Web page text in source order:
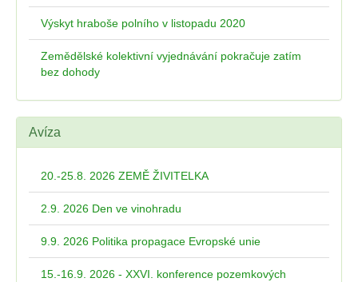
Výskyt hraboše polního v listopadu 2020
Zemědělské kolektivní vyjednávání pokračuje zatím
bez dohody
Avíza
20.-25.8. 2026 ZEMĚ ŽIVITELKA
2.9. 2026 Den ve vinohradu
9.9. 2026 Politika propagace Evropské unie
15.-16.9. 2026 - XXVI. konference pozemkových